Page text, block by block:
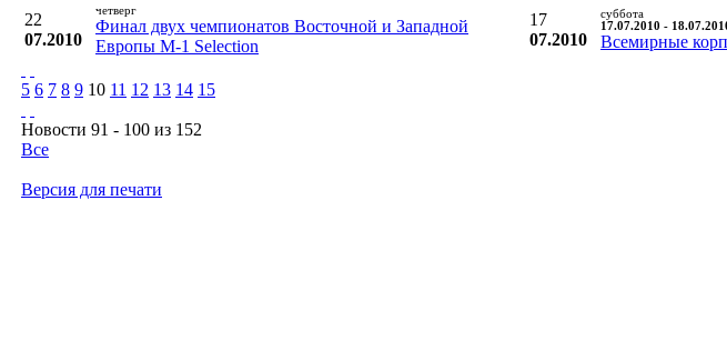
22
07.2010
четверг
Финал двух чемпионатов Восточной и Западной
Европы М-1 Selection
17
07.2010
суббота
17.07.2010 -
Всемирные
5 6 7 8 9 10 11 12 13 14 15
Новости 91 - 100 из 152
Все
Версия для печати